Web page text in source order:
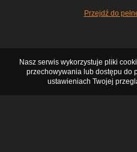
Przejdź do
Nasz serwis wykorzystuje pliki
przechowywania lub dostępu do
ustawieniach Twojej